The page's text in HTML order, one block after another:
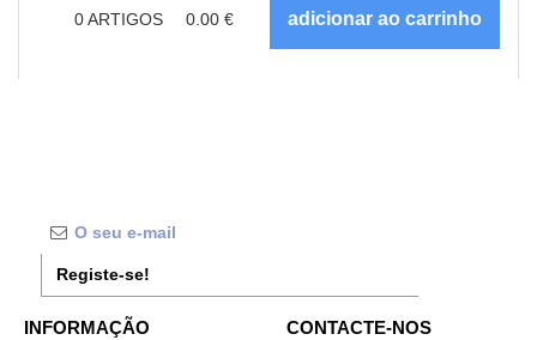
0ARTIGOS 0.00 €
Registe-se!
INFORMAÇÃO CONTACTE-NOS